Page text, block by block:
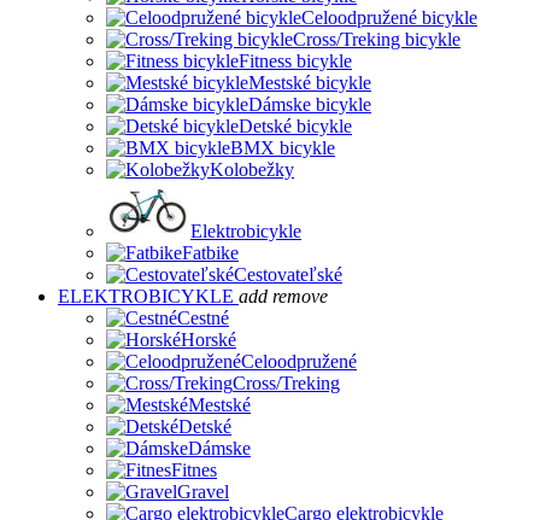
Celoodpružené bicykle
Cross/Treking bicykle
Fitness bicykle
Mestské bicykle
Dámske bicykle
Detské bicykle
BMX bicykle
Kolobežky
Elektrobicykle
Fatbike
Cestovateľské
ELEKTROBICYKLE add remove
Cestné
Horské
Celoodpružené
Cross/Treking
Mestské
Detské
Dámske
Fitnes
Gravel
Cargo elektrobicykle